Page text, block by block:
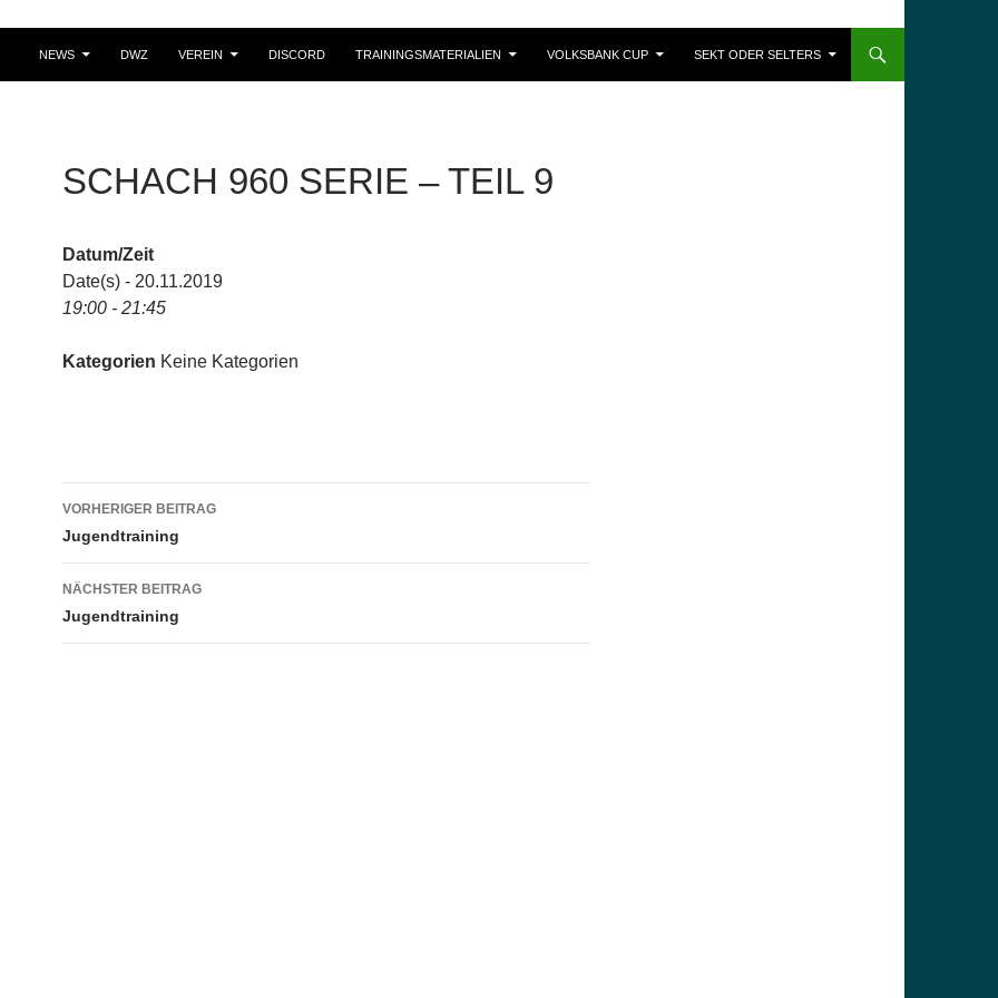
NEWS DWZ VEREIN DISCORD TRAININGSMATERIALIEN VOLKSBANK CUP SEKT ODER SELTERS
SCHACH 960 SERIE – TEIL 9
Datum/Zeit
Date(s) - 20.11.2019
19:00 - 21:45
Kategorien Keine Kategorien
Beitragsnavigation
VORHERIGER BEITRAG
Jugendtraining
NÄCHSTER BEITRAG
Jugendtraining